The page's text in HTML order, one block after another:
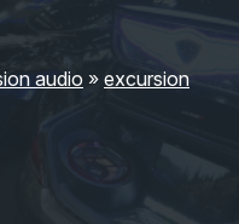
audio » excursion